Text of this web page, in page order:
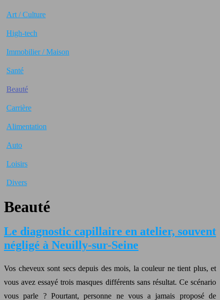
Art / Culture
High-tech
Immobilier / Maison
Santé
Beauté
Carrière
Alimentation
Auto
Loisirs
Divers
Beauté
Le diagnostic capillaire en atelier, souvent
négligé à Neuilly-sur-Seine
Vos cheveux sont secs depuis des mois, la couleur ne tient plus, et
vous avez essayé trois masques différents sans résultat. Ce scénario
vous parle ? Pourtant, personne ne vous a jamais proposé de